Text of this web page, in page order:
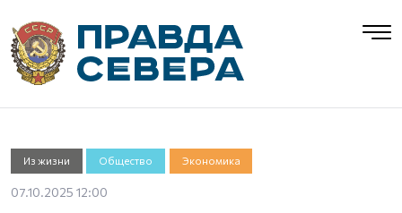
Из жизни Общество Экономика
07.10.2025 12:00